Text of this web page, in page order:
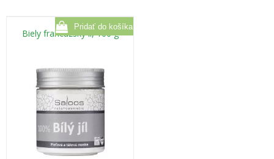
Biely francúzsky íl, 100 g